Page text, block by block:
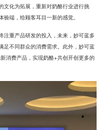
文化为拓展，重新对奶酪行业进行挑
端，给顾客耳目一新的感觉。
注重产品研发的投入，未来，妙可蓝多
足不同群众的消费需求。此外，妙可蓝
消费产品，实现奶酪+共创开创更多的